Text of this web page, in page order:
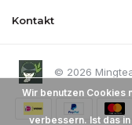
Kontakt
© 2026
Wir benutzen Cookies
verbessern. Ist das in